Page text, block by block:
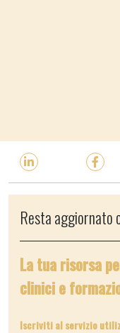
Resta aggiornato
La tua risorsa
clinici e
Iscriviti al servizio